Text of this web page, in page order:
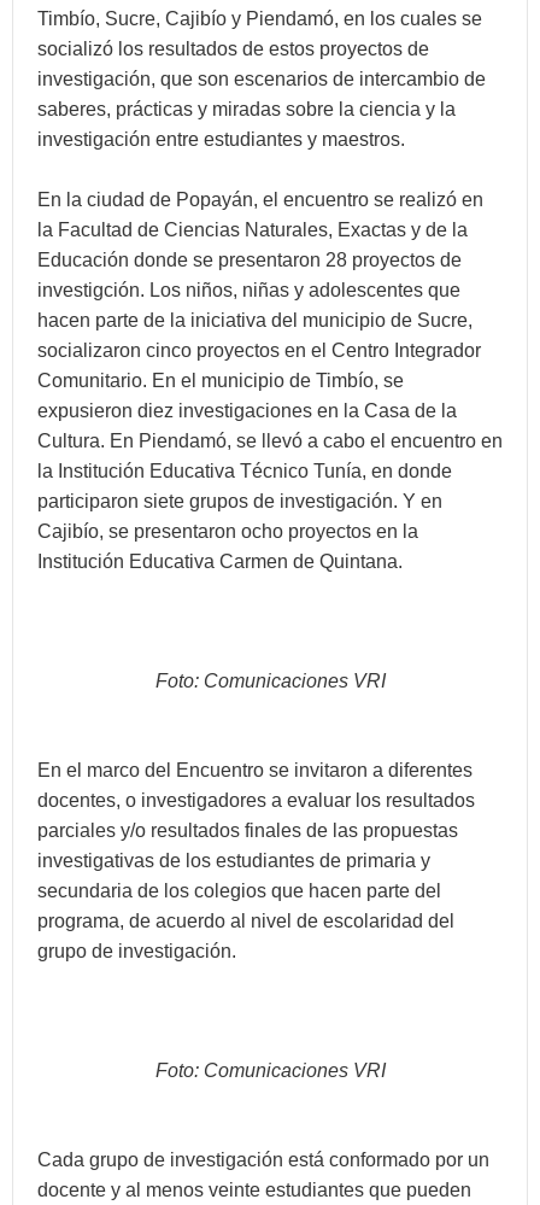
Timbío, Sucre, Cajibío y Piendamó, en los cuales se
socializó los resultados de estos proyectos de
investigación, que son escenarios de intercambio de
saberes, prácticas y miradas sobre la ciencia y la
investigación entre estudiantes y maestros.
En la ciudad de Popayán, el encuentro se realizó en
la Facultad de Ciencias Naturales, Exactas y de la
Educación donde se presentaron 28 proyectos de
investigción. Los niños, niñas y adolescentes que
hacen parte de la iniciativa del municipio de Sucre,
socializaron cinco proyectos en el Centro Integrador
Comunitario. En el municipio de Timbío, se
expusieron diez investigaciones en la Casa de la
Cultura. En Piendamó, se llevó a cabo el encuentro en
la Institución Educativa Técnico Tunía, en donde
participaron siete grupos de investigación. Y en
Cajibío, se presentaron ocho proyectos en la
Institución Educativa Carmen de Quintana.
Foto: Comunicaciones VRI
En el marco del Encuentro se invitaron a diferentes
docentes, o investigadores a evaluar los resultados
parciales y/o resultados finales de las propuestas
investigativas de los estudiantes de primaria y
secundaria de los colegios que hacen parte del
programa, de acuerdo al nivel de escolaridad del
grupo de investigación.
Foto: Comunicaciones VRI
Cada grupo de investigación está conformado por un
docente y al menos veinte estudiantes que pueden